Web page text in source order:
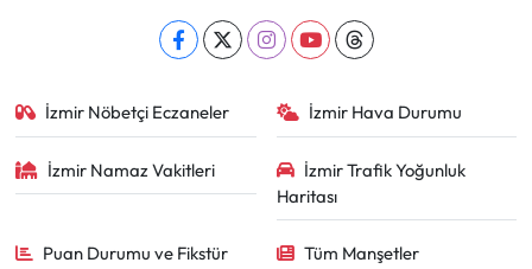
İzmir Nöbetçi Eczaneler İzmir Hava Durumu
İzmir Namaz Vakitleri
İzmir Trafik Yoğunluk
Haritası
Puan Durumu ve Fikstür Tüm Manşetler